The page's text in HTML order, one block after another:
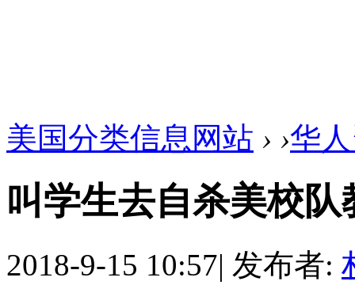
美国分类信息网站 › ›华
叫学生去自杀美校
2018-9-15 10:57| 发布者: